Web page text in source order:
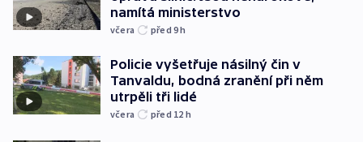
namítá ministerstvo
včera před 9h
Policie vyšetřuje násilný čin v
Tanvaldu, bodná zranění při něm
utrpěli tři lidé
včera před 12 h